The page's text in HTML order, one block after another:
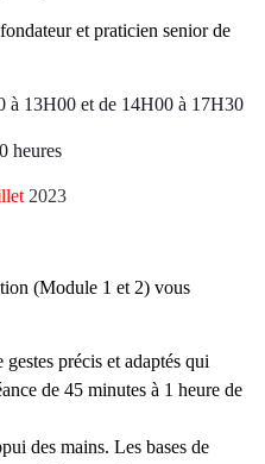
et praticien senior de
à 13H00 et de 14H00 à 17H30
heures
2023
(Module 1 et 2) vous
précis et adaptés qui
de 45 minutes à 1 heure de
des mains. Les bases de